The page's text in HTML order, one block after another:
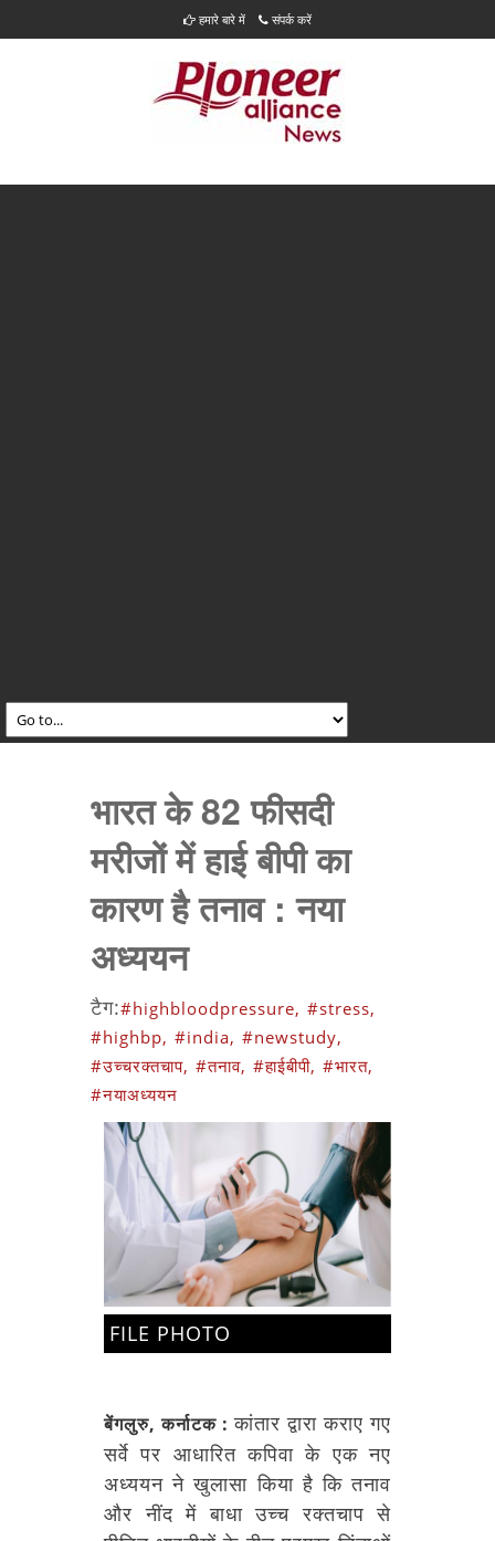
हमारे बारे में संपर्क करें
भारत के 82 फीसदी
मरीजों में हाई बीपी का
कारण है तनाव : नया
अध्ययन
टैग:#highbloodpressure, #stress,
#highbp, #india, #newstudy,
#उच्चरक्तचाप, #तनाव, #हाईबीपी, #भारत,
#नयाअध्ययन
FILE PHOTO
बेंगलुरु, कर्नाटक :कांतार द्वारा कराए गए
सर्वे पर आधारित कपिवा के एक नए
अध्ययन ने खुलासा किया है कि तनाव
और नींद में बाधा उच्च रक्तचाप से